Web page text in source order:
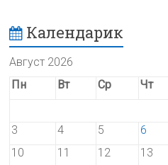
Календарик
Август 2026
Пн
Вт Ср Чт
3
4 5 6
10
11 12 13